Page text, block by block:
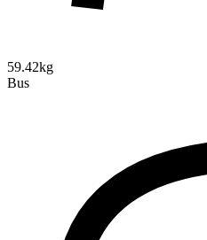
59.42kg
Bus